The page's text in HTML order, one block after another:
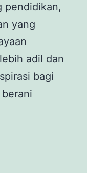
pendidikan,
yang
adil dan
bagi